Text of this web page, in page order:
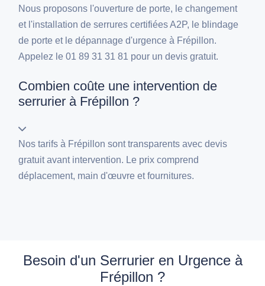
Nous proposons l'ouverture de porte, le changement
et l'installation de serrures certifiées A2P, le blindage
de porte et le dépannage d'urgence à Frépillon.
Appelez le 01 89 31 31 81 pour un devis gratuit.
Combien coûte une intervention de
serrurier à Frépillon ?
Nos tarifs à Frépillon sont transparents avec devis
gratuit avant intervention. Le prix comprend
déplacement, main d'œuvre et fournitures.
Besoin d'un Serrurier en Urgence à
Frépillon ?